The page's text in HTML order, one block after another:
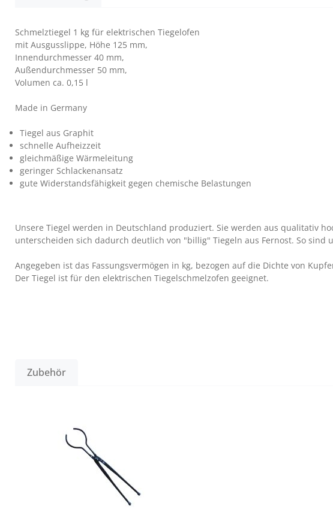
Schmelztiegel 1 kg für elektrischen Tiegelofen
mit Ausgusslippe, Höhe 125 mm,
Innendurchmesser 40 mm,
Außendurchmesser 50 mm,
Volumen ca. 0,15 l
Made in Germany
Tiegel aus Graphit
schnelle Aufheizzeit
gleichmäßige Wärmeleitung
geringer Schlackenansatz
gute Widerstandsfähigkeit gegen chemische Belastungen
Unsere Tiegel werden in Deutschland produziert. Sie werden aus qualitativ
unterscheiden sich dadurch deutlich von "billig" Tiegeln aus Fernost. So
Angegeben ist das Fassungsvermögen in kg, bezogen auf die Dichte von
Der Tiegel ist für den elektrischen Tiegelschmelzofen geeignet.
Zubehör